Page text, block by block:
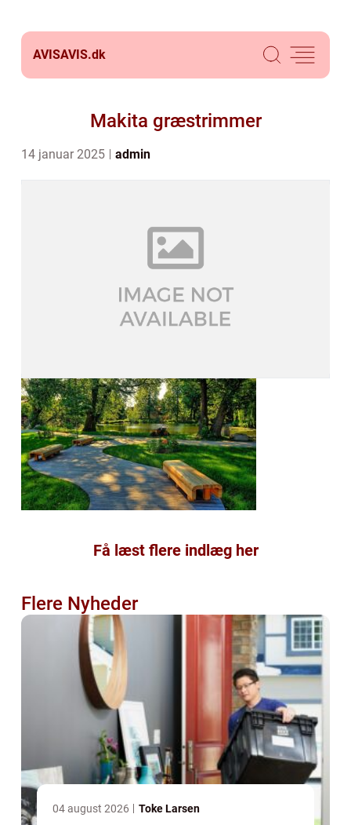
AVISAVIS.dk
Makita græstrimmer
14 januar 2025 admin
Få læst flere indlæg her
Flere Nyheder
04 august 2026 Toke Larsen